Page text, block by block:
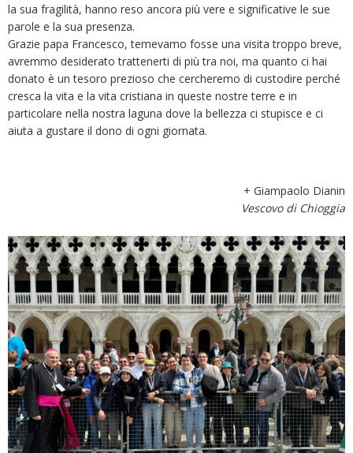
la sua fragilità, hanno reso ancora più vere e significative le sue
parole e la sua presenza.
Grazie papa Francesco, temevamo fosse una visita troppo breve,
avremmo desiderato trattenerti di più tra noi, ma quanto ci hai
donato è un tesoro prezioso che cercheremo di custodire perché
cresca la vita e la vita cristiana in queste nostre terre e in
particolare nella nostra laguna dove la bellezza ci stupisce e ci
aiuta a gustare il dono di ogni giornata.
+ Giampaolo Dianin
Vescovo di Chioggia